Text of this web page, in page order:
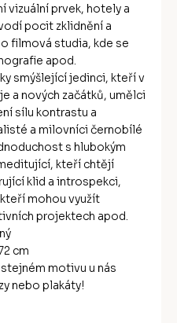
vizuální prvek, hotely a
pocit zklidnění a
filmová studia, kde se
apod.
smýšlející jedinci, kteří v
a nových začátků, umělci
sílu kontrastu a
a milovníci černobílé
s hlubokým
kteří chtějí
klid a introspekci,
mohou využít
projektech apod.
cm
motivu u nás
nebo plakáty!